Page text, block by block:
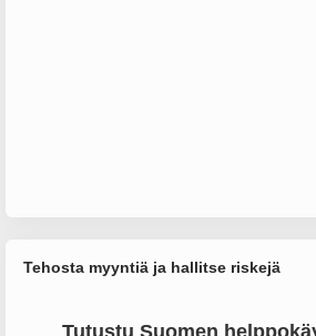
Tehosta myyntiä ja hallitse riskejä
Tutustu Suomen